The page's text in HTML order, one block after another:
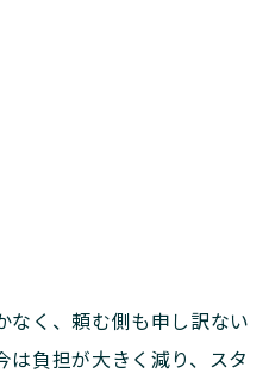
なく、頼む側も申し訳ない
負担が大きく減り、スタ